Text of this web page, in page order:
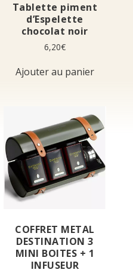
Tablette piment
d’Espelette
chocolat noir
6,20€
Ajouter au panier
COFFRET METAL
DESTINATION 3
MINI BOITES + 1
INFUSEUR